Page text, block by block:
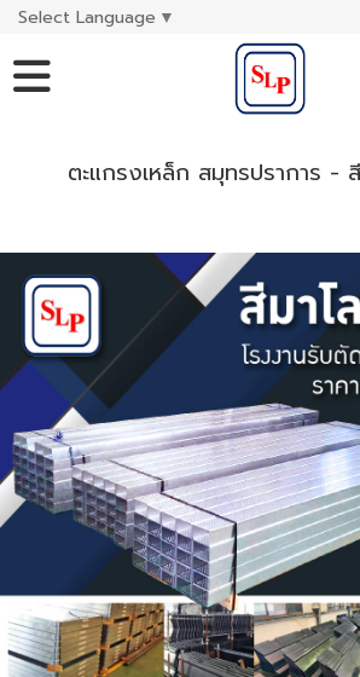
Select Language ▼
ตะแกรงเหล็ก สมุทรปราการ -